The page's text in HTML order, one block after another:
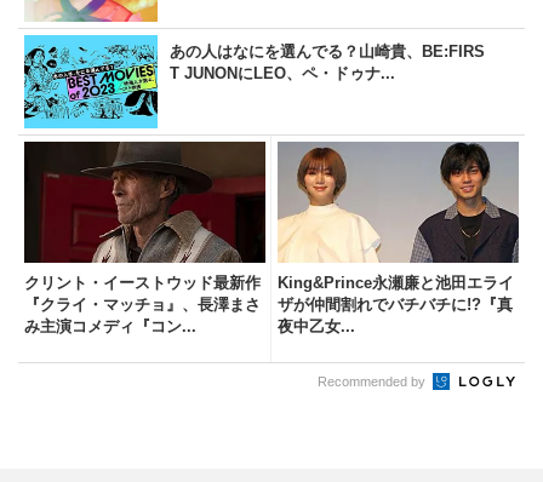
あの人はなにを選んでる？山崎貴、BE:FIRS
T JUNONにLEO、ペ・ドゥナ...
クリント・イーストウッド最新作
『クライ・マッチョ』、長澤まさ
み主演コメディ『コン...
King&Prince永瀬廉と池田エライ
ザが仲間割れでバチバチに!?『真
夜中乙女...
Recommended by